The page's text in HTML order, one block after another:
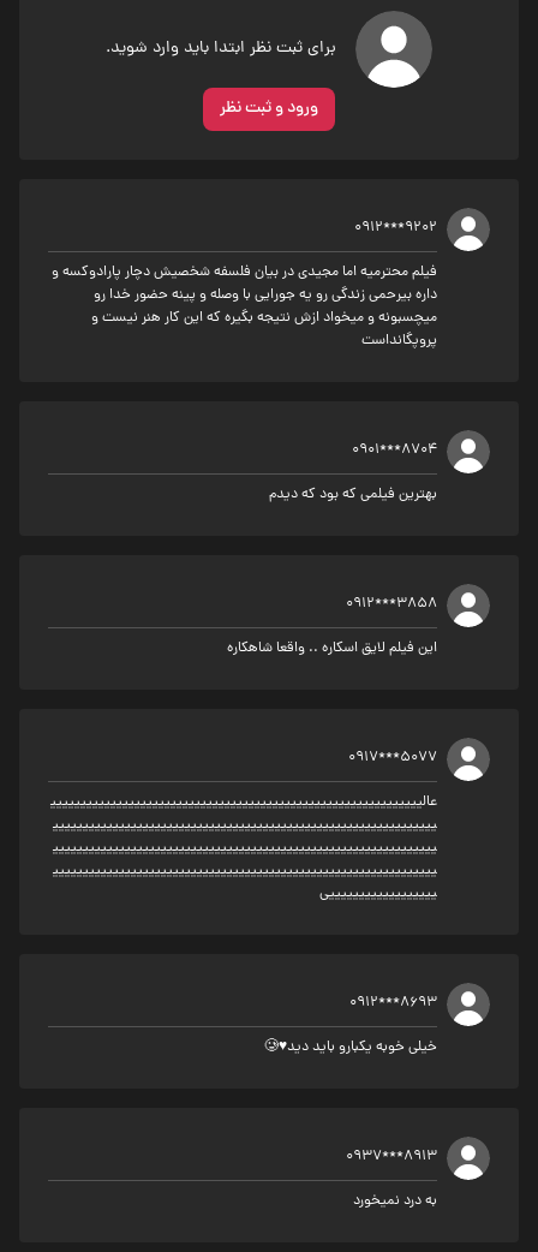
برای ثبت نظر ابتدا باید وارد شوید.
ورود و ثبت نظر
0912***9202
فیلم محترمیه اما مجیدی در بیان فلسفه شخصیش دچار پارادوکسه و
داره بیرحمی زندگی رو یه جورایی با وصله و پینه حضور خدا رو
میچسبونه و میخواد ازش نتیجه بگیره که این کار هنر نیست و
پروپگانداست
0901***8704
بهترین فیلمی که بود که دیدم
0912***3858
این فیلم لایق اسکاره .. واقعا شاهکاره
0917***5077
عالیییییییییییییییییییییییییییییییییییییییییییییییییییییییییییییی
یییییییییییییییییییییییییییییییییییییییییییییییییییییییییییییییی
یییییییییییییییییییییییییییییییییییییییییییییییییییییییییییییییی
یییییییییییییییییییییییییییییییییییییییییییییییییییییییییییییییی
ییییییییییییییییییی
0912***8693
خیلی خوبه یکبارو باید دید♥️🥲
0937***8913
به درد نمیخورد